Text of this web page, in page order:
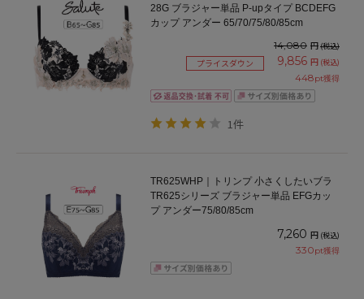
28G ブラジャー単品 P-upタイプ BCDEFG
カップ アンダー 65/70/75/80/85cm
14,080 円(税込)
プライスダウン 9,856 円 (税込)
448pt獲得
1件
TR625WHP｜トリンプ 小さくしたいブラ
TR625シリーズ ブラジャー単品 EFGカッ
プ アンダー75/80/85cm
7,260 円 (税込)
330pt獲得